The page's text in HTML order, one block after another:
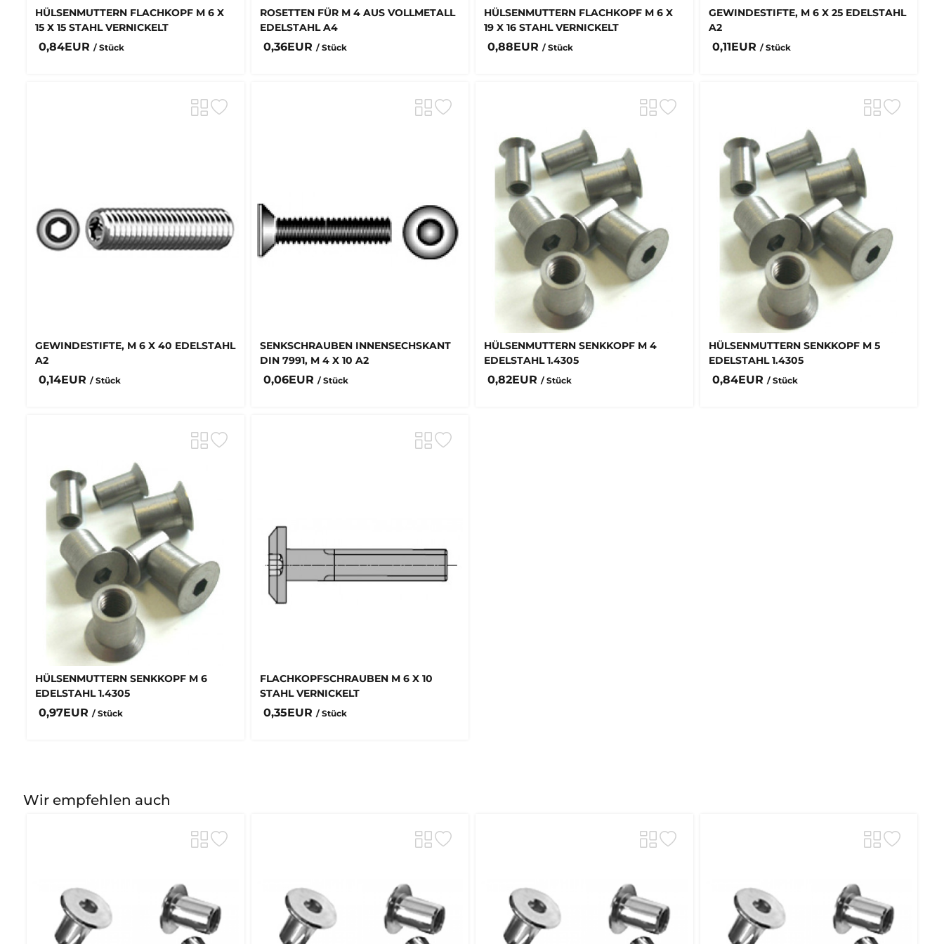
HÜLSENMUTTERN FLACHKOPF M 6 X
15 X 15 STAHL VERNICKELT
0,84EUR / Stück
ROSETTEN FÜR M 4 AUS VOLLMETALL
EDELSTAHL A4
0,36EUR / Stück
HÜLSENMUTTERN FLACHKOPF M 6 X
19 X 16 STAHL VERNICKELT
0,88EUR / Stück
GEWINDESTIFTE, M 6 X 25 EDELSTAHL
A2
0,11EUR / Stück
GEWINDESTIFTE, M 6 X 40 EDELSTAHL
A2
0,14EUR / Stück
SENKSCHRAUBEN INNENSECHSKANT
DIN 7991, M 4 X 10 A2
0,06EUR / Stück
HÜLSENMUTTERN SENKKOPF M 4
EDELSTAHL 1.4305
0,82EUR / Stück
HÜLSENMUTTERN SENKKOPF M 5
EDELSTAHL 1.4305
0,84EUR / Stück
HÜLSENMUTTERN SENKKOPF M 6
EDELSTAHL 1.4305
0,97EUR / Stück
FLACHKOPFSCHRAUBEN M 6 X 10
STAHL VERNICKELT
0,35EUR / Stück
Wir empfehlen auch